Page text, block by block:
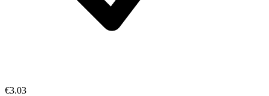
€3.03